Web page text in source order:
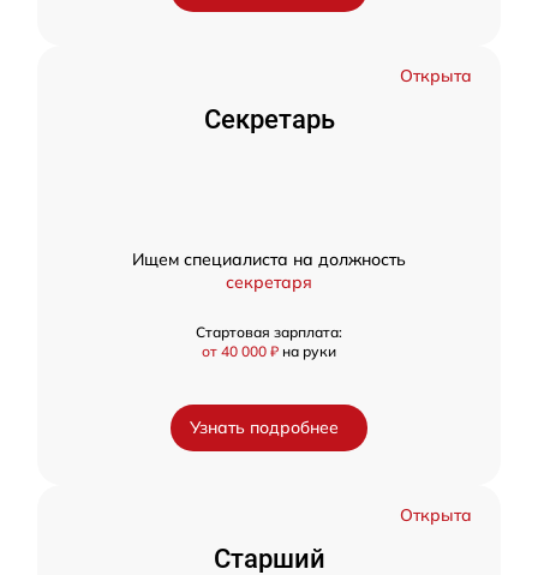
Открыта
Секретарь
Ищем специалиста на должность
секретаря
Стартовая зарплата:
от 40 000 ₽ на руки
Узнать подробнее
Открыта
Старший